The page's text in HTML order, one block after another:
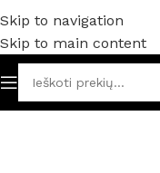
Skip to navigation
Skip to main content
Akumuliatoriniai